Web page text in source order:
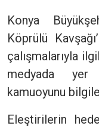
Konya
Köprülü
çalışmalarıyla
medyada yer
kamuoyunu
Eleştirilerin